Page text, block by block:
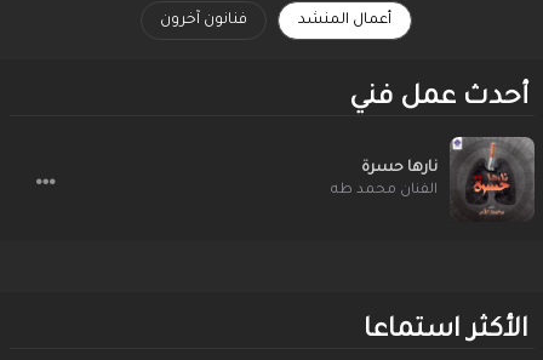
أعمال المنشد فنانون آخرون
أحدث عمل فني
نارها حسرة
الفنان محمد طه
الأكثر استماعا